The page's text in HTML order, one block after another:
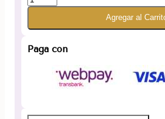
Aceite
15ml.
Agregar al
Paga con